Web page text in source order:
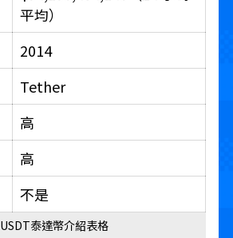
平均）
2014
Tether
高
高
不是
USDT泰達幣介紹表格